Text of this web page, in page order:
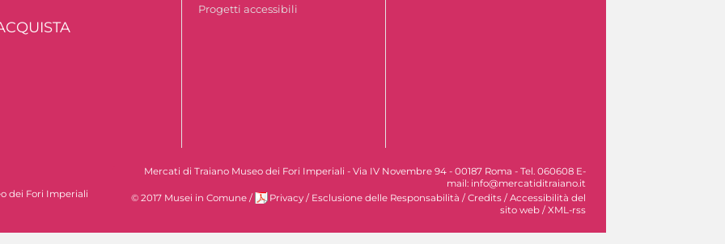
Progetti accessibili
dei Fori Imperiali
Mercati di Traiano Museo dei Fori Imperiali - Via IV Novembre 94 - 00187 Roma - Tel. 060608 E-
mail: info@mercatiditraiano.it
© 2017 Musei in Comune / Privacy / Esclusione delle Responsabilità /Credits /Accessibilità del
sito web /XML-rss